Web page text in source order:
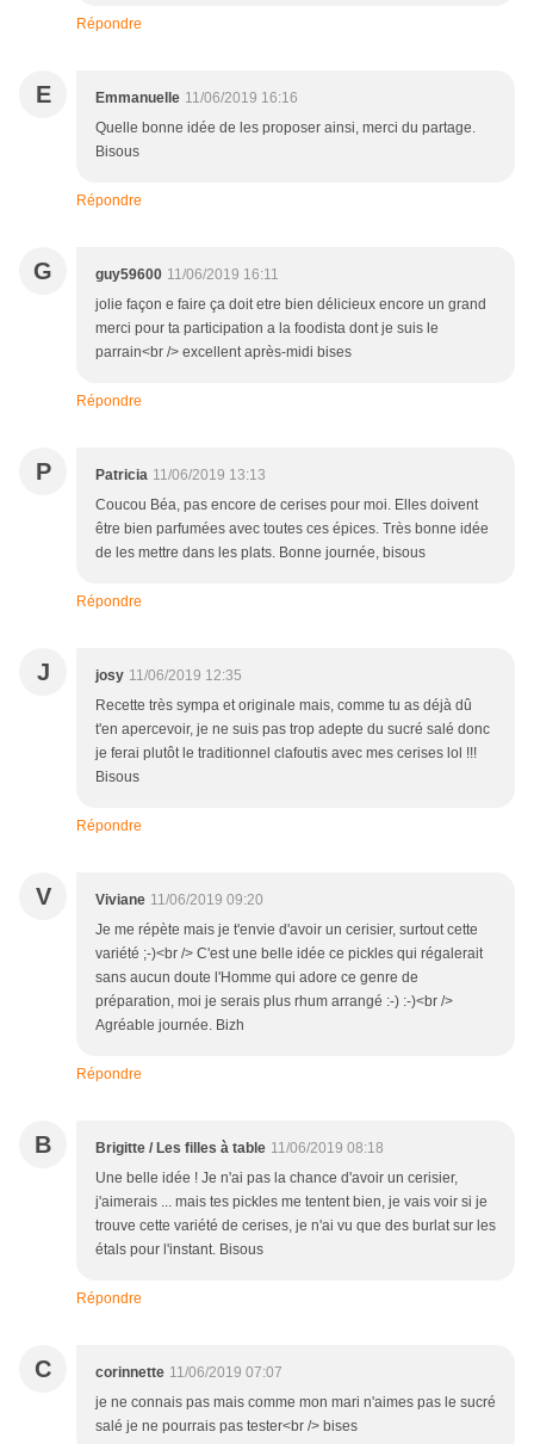
Répondre
E Emmanuelle 11/06/2019 16:16
Quelle bonne idée de les proposer ainsi, merci du partage.
Bisous
Répondre
G guy59600 11/06/2019 16:11
jolie façon e faire ça doit etre bien délicieux encore un grand
merci pour ta participation a la foodista dont je suis le
parrain<br /> excellent après-midi bises
Répondre
P Patricia 11/06/2019 13:13
Coucou Béa, pas encore de cerises pour moi. Elles doivent
être bien parfumées avec toutes ces épices. Très bonne idée
de les mettre dans les plats. Bonne journée, bisous
Répondre
J josy 11/06/2019 12:35
Recette très sympa et originale mais, comme tu as déjà dû
t'en apercevoir, je ne suis pas trop adepte du sucré salé donc
je ferai plutôt le traditionnel clafoutis avec mes cerises lol !!!
Bisous
Répondre
V Viviane 11/06/2019 09:20
Je me répète mais je t'envie d'avoir un cerisier, surtout cette
variété ;-)<br /> C'est une belle idée ce pickles qui régalerait
sans aucun doute l'Homme qui adore ce genre de
préparation, moi je serais plus rhum arrangé :-) :-)<br />
Agréable journée. Bizh
Répondre
B Brigitte / Les filles à table 11/06/2019 08:18
Une belle idée ! Je n'ai pas la chance d'avoir un cerisier,
j'aimerais ... mais tes pickles me tentent bien, je vais voir si je
trouve cette variété de cerises, je n'ai vu que des burlat sur les
étals pour l'instant. Bisous
Répondre
C corinnette 11/06/2019 07:07
je ne connais pas mais comme mon mari n'aimes pas le sucré
salé je ne pourrais pas tester<br /> bises